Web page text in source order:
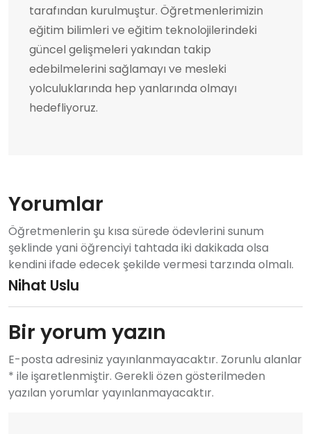
tarafından kurulmuştur. Öğretmenlerimizin
eğitim bilimleri ve eğitim teknolojilerindeki
güncel gelişmeleri yakından takip
edebilmelerini sağlamayı ve mesleki
yolculuklarında hep yanlarında olmayı
hedefliyoruz.
Yorumlar
Öğretmenlerin şu kısa sürede ödevlerini sunum
şeklinde yani öğrenciyi tahtada iki dakikada olsa
kendini ifade edecek şekilde vermesi tarzında olmalı.
Nihat Uslu
Bir yorum yazın
E-posta adresiniz yayınlanmayacaktır. Zorunlu alanlar
* ile işaretlenmiştir. Gerekli özen gösterilmeden
yazılan yorumlar yayınlanmayacaktır.